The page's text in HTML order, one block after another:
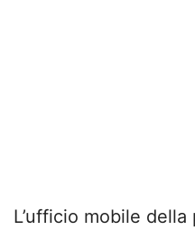
L’ufficio mobile